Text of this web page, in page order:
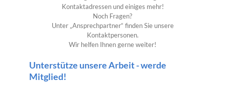
Kontaktadressen und einiges mehr!
Noch Fragen?
Unter „Ansprechpartner“ finden Sie unsere
Kontaktpersonen.
Wir helfen Ihnen gerne weiter!
Unterstütze unsere Arbeit - werde
Mitglied!